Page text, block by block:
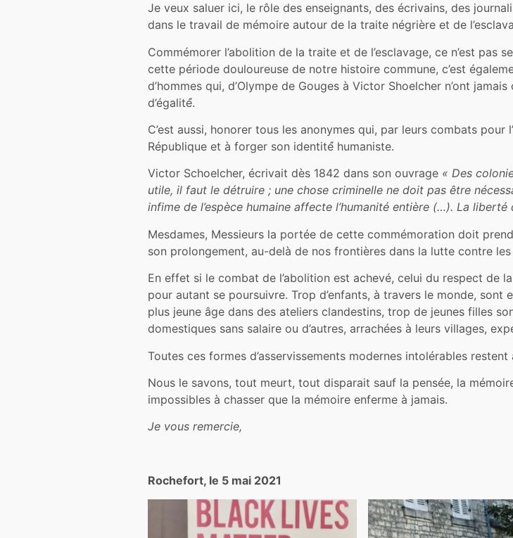
Je veux saluer ici, le rôle des enseignants, des écrivains, des
dans le travail de mémoire autour de la traite négrière et de
Commémorer l’abolition de la traite et de l’esclavage, ce n’est pas
cette période douloureuse de notre histoire commune, c’est
d’hommes qui, d’Olympe de Gouges à Victor Shoelcher n’ont
d’égalité́.
C’est aussi, honorer tous les anonymes qui, par leurs combats
République et à forger son identité́ humaniste.
Victor Schoelcher, écrivait dès 1842 dans son ouvrage « Des
utile, il faut le détruire ; une chose criminelle ne doit pas être
infime de l’espèce humaine affecte l’humanité entière (…). La
Mesdames, Messieurs la portée de cette commémoration doit
son prolongement, au-delà de nos frontières dans la lutte contre
En effet si le combat de l’abolition est achevé, celui du respect de
pour autant se poursuivre. Trop d’enfants, à travers le monde,
plus jeune âge dans des ateliers clandestins, trop de jeunes filles
domestiques sans salaire ou d’autres, arrachées à leurs villages,
Toutes ces formes d’asservissements modernes intolérables
Nous le savons, tout meurt, tout disparait sauf la pensée, la
impossibles à chasser que la mémoire enferme à jamais.
Je vous remercie,
Rochefort, le 5 mai 2021